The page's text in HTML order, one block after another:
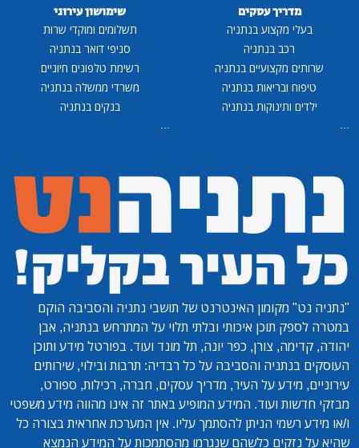
מדריך עסקים
בעלי מקצוע בנתניה
רכב בנתניה
שרותים מקצועיים בנתניה
טיפוח ובריאות בנתניה
ילדים ותינוקות בנתניה
...
שימושון עירוני
תשלומים ומוקדי שרות
סניפי דואר בנתניה
רשימת טלפונים חיוניים
משרדי ממשלה בנתניה
בנקים בנתניה
...
"נתניה נט" מקומון האינטרנט של תושבי נתניה והסביבה הוקם
במטרה לספק תוכן איכותי ובלתי תלוי על המתרחש בנתניה, אבן
יהודה, קדימה, צורן, כפר יונה, תל מונד ועוד. בפורטל מידע ותוכן
העוסקים בנתניה והסביבה על כל רבדיה: תרבות ובילוי, שירותים
עירוניים, מידע על העיר, מדריך עסקים, חברה, רכילות, ספורט,
מבזקי חדשות ועוד. המידע המופיע באתר זה אינו מהווה מידע משפטי
ו/או מידע רשמי הניתן להסתמך עליו. אין המערכת אחראית בצורה כל
שהיא על נזקים כלשהם שנגרמו מהסתמכות על המידע הנמצא